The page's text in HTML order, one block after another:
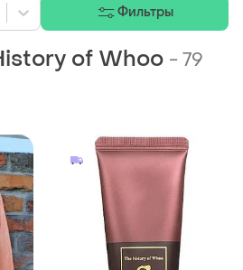
of Whoo -79
Фильтры